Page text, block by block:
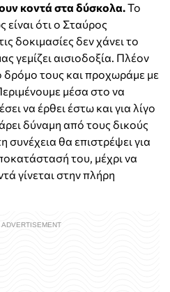
κοντά στα δύσκολα.Το
είναι ότι ο Σταύρος
δοκιμασίες δεν χάνει το
γεμίζει αισιοδοξία. Πλέον
δρόμο τους και προχωράμε με
μέσα στο να
να έρθει έστω και για λίγο
δύναμη από τους δικούς
θα επιστρέψει για
του, μέχρι να
γίνεται στην πλήρη